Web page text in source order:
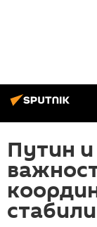
Путин